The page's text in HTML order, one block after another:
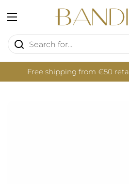
Open menu
Free shipping from €50